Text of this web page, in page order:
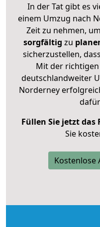
In der Tat gibt es
einem Umzug nach
Zeit zu nehmen,
sorgfältig zu
sicherzustellen,
Mit der
deutschlandweiter
Norderney
Füllen Sie jetzt das
Sie
Kostenlose